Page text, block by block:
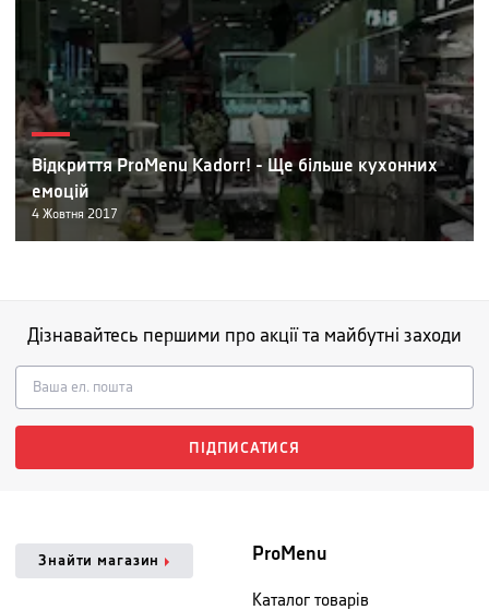
Відкриття ProMenu Kadorr! - Ще більше кухонних
емоцій
4 Жовтня 2017
Дізнавайтесь першими про акції та майбутні заходи
ПІДПИСАТИСЯ
Знайти магазин ProMenu
Каталог товарів